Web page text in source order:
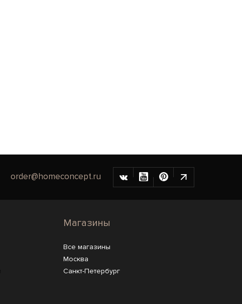
order@homeconcept.ru
Магазины
Все магазины
Москва
Санкт-Петербург